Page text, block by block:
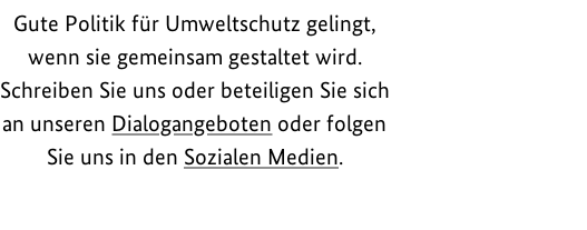
Gute Politik für Umweltschutz gelingt,
wenn sie gemeinsam gestaltet wird.
Schreiben Sie uns oder beteiligen Sie sich
an unseren Dialogangeboten oder folgen
Sie uns in den Sozialen Medien.